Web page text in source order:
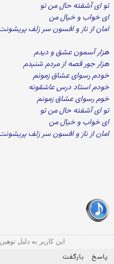
تو ای آشفته حال من تو
ای خواب و خیال من
امان از ناز و افسون سر زلف
هزار آسمون عشق و دیدم
هزار جور قصه از مردم شنیدم
خودم رسوای عشاق زمونم
خودم استاد درس عاشقونه
خوم رسوای عشاق زمونم
تو ای آشفته حال من تو
ای خواب و خیال من
امان از ناز و افسون سر زلف
این کاربر به دلیل
پاسخ بازگفت